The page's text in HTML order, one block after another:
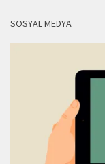
SOSYAL MEDYA